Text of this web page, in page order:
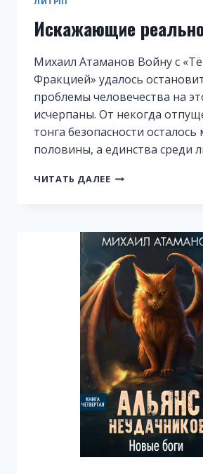
Искажающие
Михаил Атаманов Войну с
Фракцией» удалось
проблемы человечества на
исчерпаны. От некогда
тонга безопасности осталось
половины, а единства среди
ЧИТАТЬ ДАЛЕЕ ИСКАЖАЮЩИЕ